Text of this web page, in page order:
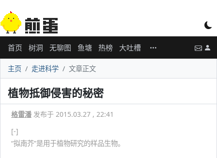
首页 树洞 无聊图 鱼塘 热榜 大吐槽
主页 走进科学 文章正文
植物抵御侵害的秘密
格雷潘 发布于 2015.03.27 , 22:41
[-]
“拟南芥”是用于植物研究的样品生物。